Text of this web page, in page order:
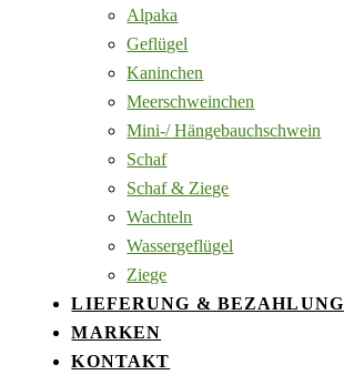
Alpaka
Geflügel
Kaninchen
Meerschweinchen
Mini-/ Hängebauchschwein
Schaf
Schaf & Ziege
Wachteln
Wassergeflügel
Ziege
LIEFERUNG & BEZAHLUNG
MARKEN
KONTAKT